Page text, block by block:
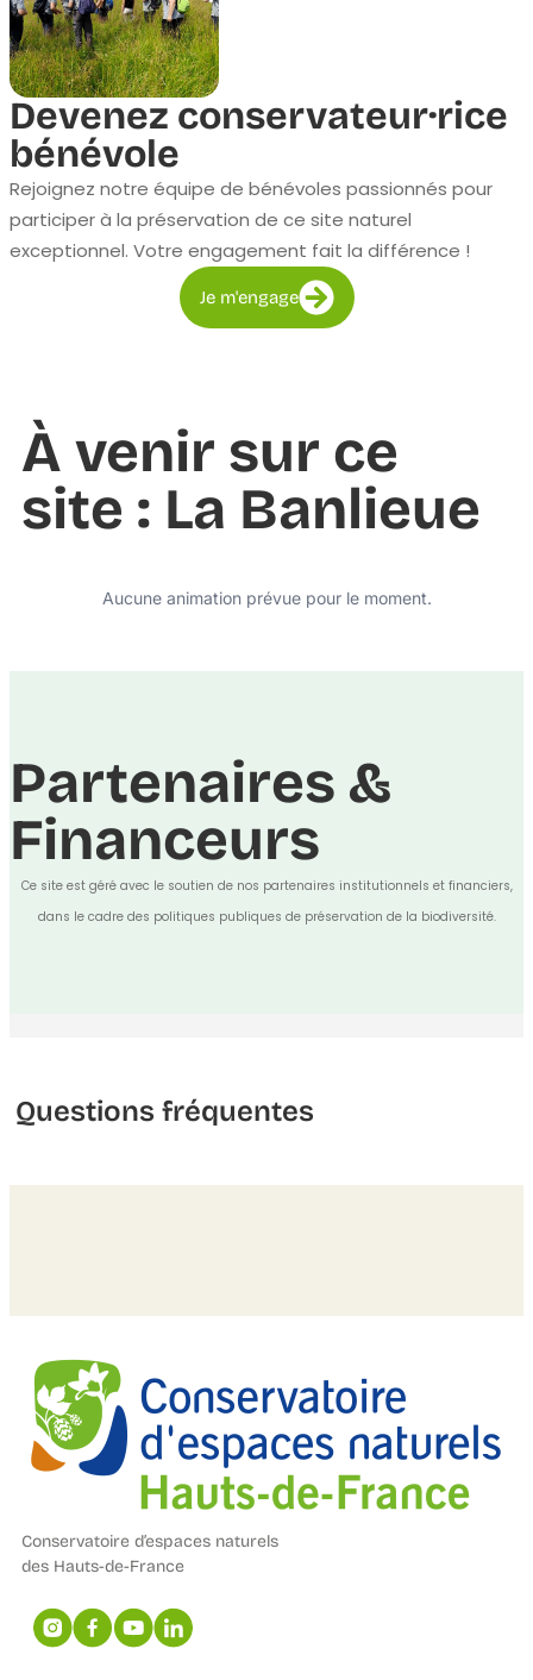
Devenez conservateur·rice
bénévole
Rejoignez notre équipe de bénévoles passionnés pour
participer à la préservation de ce site naturel
exceptionnel. Votre engagement fait la différence !
Je m'engage
À venir sur ce
site : La Banlieue
Aucune animation prévue pour le moment.
Partenaires &
Financeurs
Ce site est géré avec le soutien de nos partenaires institutionnels et financiers,
dans le cadre des politiques publiques de préservation de la biodiversité.
Questions fréquentes
Conservatoire d’espaces naturels
des Hauts-de-France